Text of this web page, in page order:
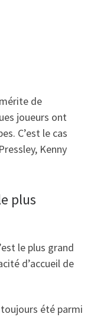
de
joueurs ont
C’est le cas
Kenny
plus
le plus grand
d’accueil de
été parmi